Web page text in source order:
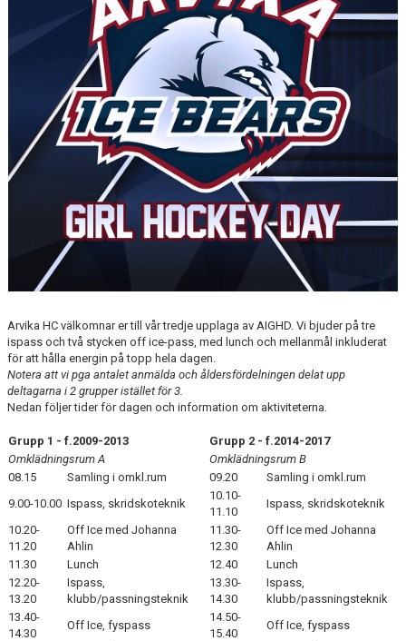
CAMPER
VERKSAMHETSOMRÅDEN
Arvika HC välkomnar er till vår tredje upplaga av AIGHD. Vi bjuder på tre
ispass och två stycken off ice-pass, med lunch och mellanmål inkluderat
för att hålla energin på topp hela dagen.
Notera att vi pga antalet anmälda och åldersfördelningen delat upp
deltagarna i 2 grupper istället för 3.
Nedan följer tider för dagen och information om aktiviteterna.
Grupp 1 - f.2009-2013
Grupp 2 - f.2014-2017
Omklädningsrum A
Omklädningsrum B
08.15
Samling i omkl.rum 09.20
Samling i omkl.rum
9.00-10.00 Ispass, skridskoteknik
10.10-
11.10
Ispass, skridskoteknik
10.20-
11.20
Off Ice med Johanna
Ahlin
11.30-
12.30
Off Ice med Johanna
Ahlin
11.30
Lunch 12.40
Lunch
12.20-
13.20
Ispass,
klubb/passningsteknik
13.30-
14.30
Ispass,
klubb/passningsteknik
13.40-
14.30
Off Ice, fyspass
14.50-
15.40
Off Ice, fyspass